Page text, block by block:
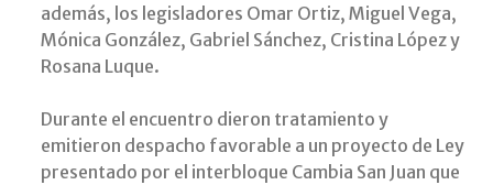
además, los legisladores Omar Ortiz, Miguel Vega,
Mónica González, Gabriel Sánchez, Cristina López y
Rosana Luque.
Durante el encuentro dieron tratamiento y
emitieron despacho favorable a un proyecto de Ley
presentado por el interbloque Cambia San Juan que